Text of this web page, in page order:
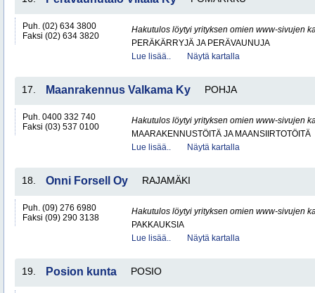
Puh. (02) 634 3800
Faksi (02) 634 3820
Hakutulos löytyi yrityksen omien www-sivujen
PERÄKÄRRYJÄ JA PERÄVAUNUJA
Lue lisää..
Näytä kartalla
17. Maanrakennus Valkama Ky POHJA
Puh. 0400 332 740
Faksi (03) 537 0100
Hakutulos löytyi yrityksen omien www-sivujen
MAARAKENNUSTÖITÄ JA MAANSIIRTOTÖITÄ
Lue lisää..
Näytä kartalla
18. Onni Forsell Oy RAJAMÄKI
Puh. (09) 276 6980
Faksi (09) 290 3138
Hakutulos löytyi yrityksen omien www-sivujen
PAKKAUKSIA
Lue lisää..
Näytä kartalla
19. Posion kunta POSIO